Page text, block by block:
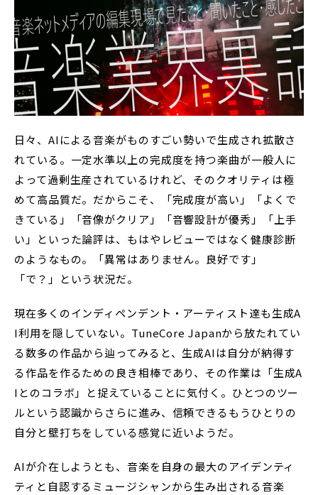
日々、AIによる音楽がものすごい勢いで生成され拡散さ
れている。一定水準以上の完成度を持つ楽曲が一般人に
よって過剰生産されているけれど、そのクオリティは極
めて高品質だ。だからこそ、「完成度が高い」「よくで
きている」「音像がクリア」「音響設計が優秀」「上手
い」といった論評は、もはやレビューではなく健康診断
のようなもの。「異常はありません。良好です」
「で？」という状況だ。
現在多くのインディペンデント・アーティスト達も生成A
I利用を隠していない。TuneCore Japanから放たれてい
る数多の作品から辿ってみると、生成AIは自分が納得す
る作品を作るための良き相棒であり、その作業は「生成A
Iとのコラボ」と捉えていることに気付く。ひとつのツー
ルという認識からさらに進み、信頼できるもうひとりの
自分と壁打ちをしている感覚に近いようだ。
AIが介在しようとも、音楽を自身の最大のアイデンティ
ティと自認するミュージシャンから生み出される音楽